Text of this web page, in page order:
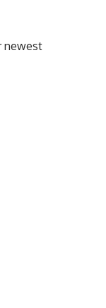
newest